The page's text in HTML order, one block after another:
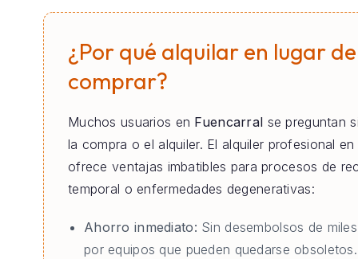
¿Por qué alquilar en lugar de
comprar?
Muchos usuarios en Fuencarral se preguntan
la compra o el alquiler. El alquiler profesional en
ofrece ventajas imbatibles para procesos de
temporal o enfermedades degenerativas:
Ahorro inmediato: Sin desembolsos de
por equipos que pueden quedarse obsoletos.